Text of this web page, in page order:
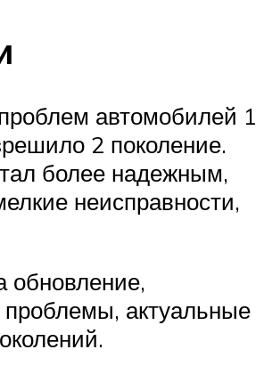
автомобилей 1
2 поколение.
более надежным,
неисправности,
обновление,
актуальные